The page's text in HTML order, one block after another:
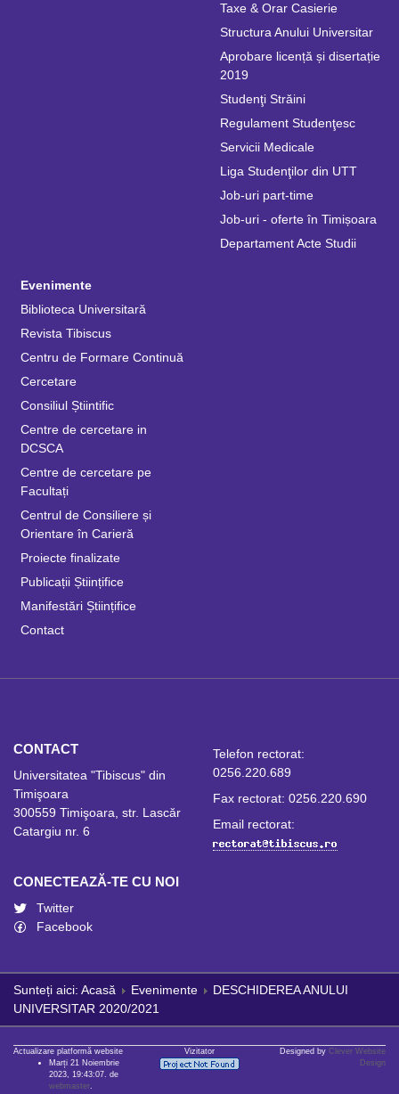
Taxe & Orar Casierie
Structura Anului Universitar
Aprobare licență și disertație
2019
Studenţi Străini
Regulament Studenţesc
Servicii Medicale
Liga Studenţilor din UTT
Job-uri part-time
Job-uri - oferte în Timișoara
Departament Acte Studii
Evenimente
Biblioteca Universitară
Revista Tibiscus
Centru de Formare Continuă
Cercetare
Consiliul Știintific
Centre de cercetare in
DCSCA
Centre de cercetare pe
Facultați
Centrul de Consiliere și
Orientare în Carieră
Proiecte finalizate
Publicații Științifice
Manifestări Științifice
Contact
CONTACT
Universitatea "Tibiscus" din
Timişoara
300559 Timişoara, str. Lascăr
Catargiu nr. 6
Telefon rectorat:
0256.220.689
Fax rectorat: 0256.220.690
Email rectorat:
CONECTEAZĂ-TE CU NOI
Twitter
Facebook
Sunteți aici: Acasă Evenimente
DESCHIDEREA ANULUI
UNIVERSITAR 2020/2021
Actualizare platformă website
Marți 21 Noiembrie
2023, 19:43:07. de
webmaster.
Vizitator Designed by Clever Website
Design